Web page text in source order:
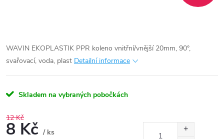
WAVIN EKOPLASTIK PPR koleno vnitřní/vnější 20mm, 90°,
svařovací, voda, plast Detailní informace
Skladem na vybraných pobočkách
12 Kč
8 Kč / ks